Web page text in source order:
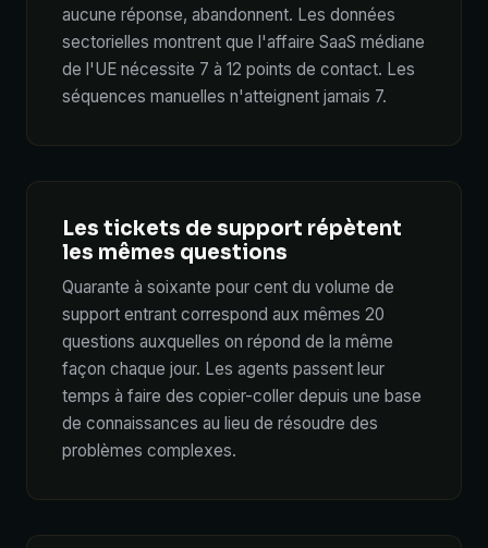
aucune réponse, abandonnent. Les données
sectorielles montrent que l'affaire SaaS médiane
de l'UE nécessite 7 à 12 points de contact. Les
séquences manuelles n'atteignent jamais 7.
Les tickets de support répètent
les mêmes questions
Quarante à soixante pour cent du volume de
support entrant correspond aux mêmes 20
questions auxquelles on répond de la même
façon chaque jour. Les agents passent leur
temps à faire des copier-coller depuis une base
de connaissances au lieu de résoudre des
problèmes complexes.